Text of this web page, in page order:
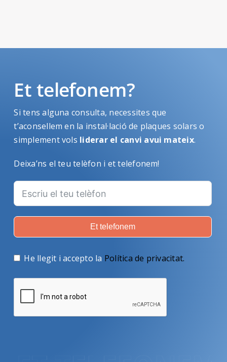
Et telefonem?
Si tens alguna consulta, necessites que
t’aconsellem en la instal·lació de plaques solars o
simplement vols liderar el canvi avui mateix.
Deixa’ns el teu telèfon i et telefonem!
Et telefonem
He llegit i accepto la Política de privacitat.